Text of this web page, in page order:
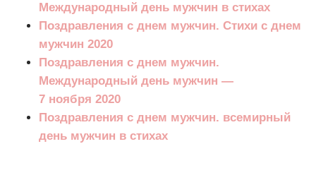
Международный день мужчин в стихах
Поздравления с днем мужчин. Стихи с днем
мужчин 2020
Поздравления с днем мужчин.
Международный день мужчин —
7 ноября 2020
Поздравления с днем мужчин. всемирный
день мужчин в стихах